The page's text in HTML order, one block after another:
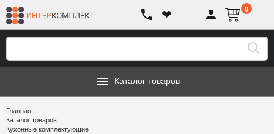
❤ 0
Каталог товаров
Главная
Каталог товаров
Кухонные комплектующие